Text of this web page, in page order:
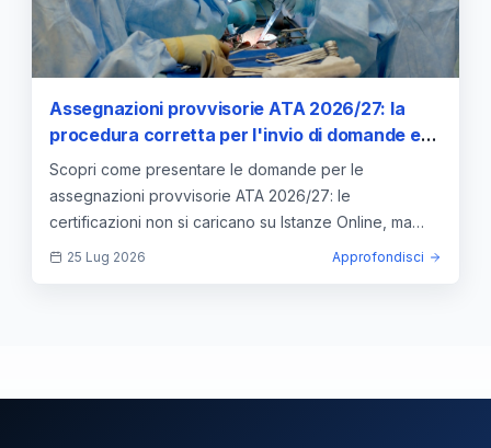
Assegnazioni provvisorie ATA 2026/27: la
procedura corretta per l'invio di domande e
allegati
Scopri come presentare le domande per le
assegnazioni provvisorie ATA 2026/27: le
certificazioni non si caricano su Istanze Online, ma
vanno inviate via PEC.
25 Lug 2026 Approfondisci